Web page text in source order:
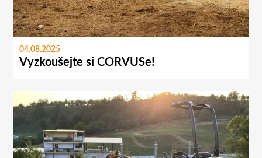
04.08.2025
Vyzkoušejte si CORVUSe!